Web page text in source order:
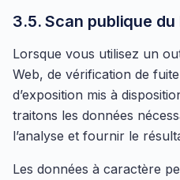
3.5. Scan publique du
Lorsque vous utilisez un
Web, de vérification de
d’exposition mis à
traitons les données
l’analyse et fournir le
Les données à caractère